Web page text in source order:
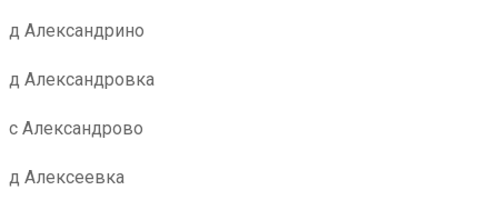
д Александрино
д Александровка
с Александрово
д Алексеевка